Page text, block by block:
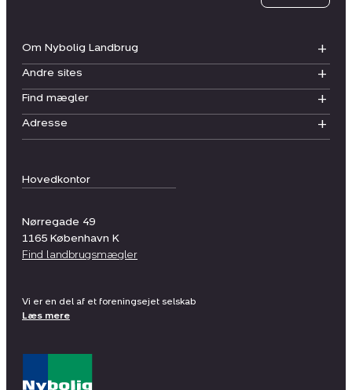
Hovedkontor
Nørregade 49
1165 København K
Find landbrugsmægler
Om Nybolig Landbrug
Andre sites
Find mægler
Adresse
Vi er en del af et foreningsejet selskab
Læs mere